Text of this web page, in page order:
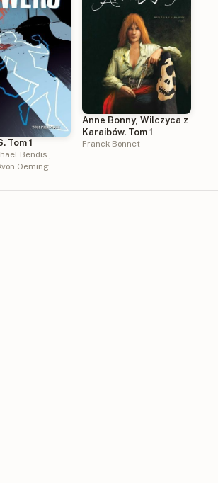
Tom 1
Bendis,
Oeming
Anne Bonny, Wilczyca z
Karaibów. Tom 1
Franck Bonnet